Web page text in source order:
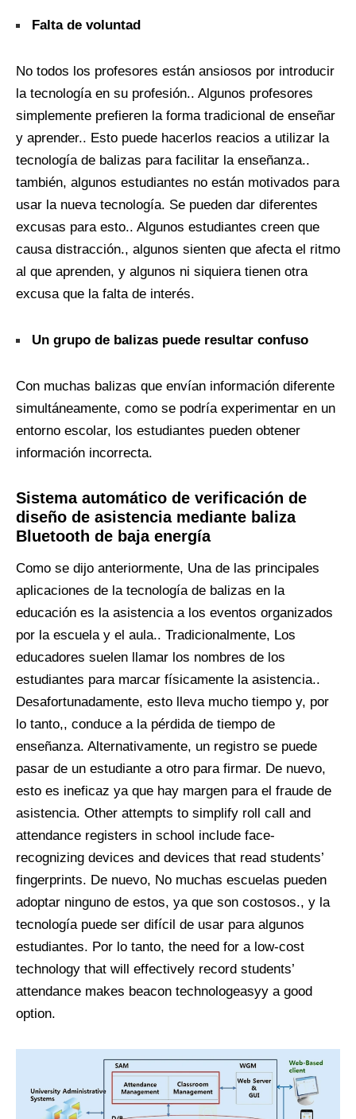
Falta de voluntad
No todos los profesores están ansiosos por introducir
la tecnología en su profesión.. Algunos profesores
simplemente prefieren la forma tradicional de enseñar
y aprender.. Esto puede hacerlos reacios a utilizar la
tecnología de balizas para facilitar la enseñanza..
también, algunos estudiantes no están motivados para
usar la nueva tecnología. Se pueden dar diferentes
excusas para esto.. Algunos estudiantes creen que
causa distracción., algunos sienten que afecta el ritmo
al que aprenden, y algunos ni siquiera tienen otra
excusa que la falta de interés.
Un grupo de balizas puede resultar confuso
Con muchas balizas que envían información diferente
simultáneamente, como se podría experimentar en un
entorno escolar, los estudiantes pueden obtener
información incorrecta.
Sistema automático de verificación de
diseño de asistencia mediante baliza
Bluetooth de baja energía
Como se dijo anteriormente, Una de las principales
aplicaciones de la tecnología de balizas en la
educación es la asistencia a los eventos organizados
por la escuela y el aula.. Tradicionalmente, Los
educadores suelen llamar los nombres de los
estudiantes para marcar físicamente la asistencia..
Desafortunadamente, esto lleva mucho tiempo y, por
lo tanto,, conduce a la pérdida de tiempo de
enseñanza. Alternativamente, un registro se puede
pasar de un estudiante a otro para firmar. De nuevo,
esto es ineficaz ya que hay margen para el fraude de
asistencia. Other attempts to simplify roll call and
attendance registers in school include face-
recognizing devices and devices that read students’
fingerprints. De nuevo, No muchas escuelas pueden
adoptar ninguno de estos, ya que son costosos., y la
tecnología puede ser difícil de usar para algunos
estudiantes. Por lo tanto, the need for a low-cost
technology that will effectively record students’
attendance makes beacon technologeasyy a good
option.